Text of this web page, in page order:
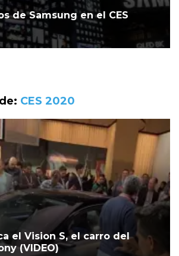
de Samsung en el CES
CES 2020
el Vision S, el carro del
(VIDEO)